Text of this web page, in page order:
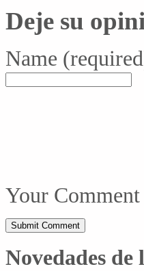
Deje su
Name
Your Comment
Novedades de